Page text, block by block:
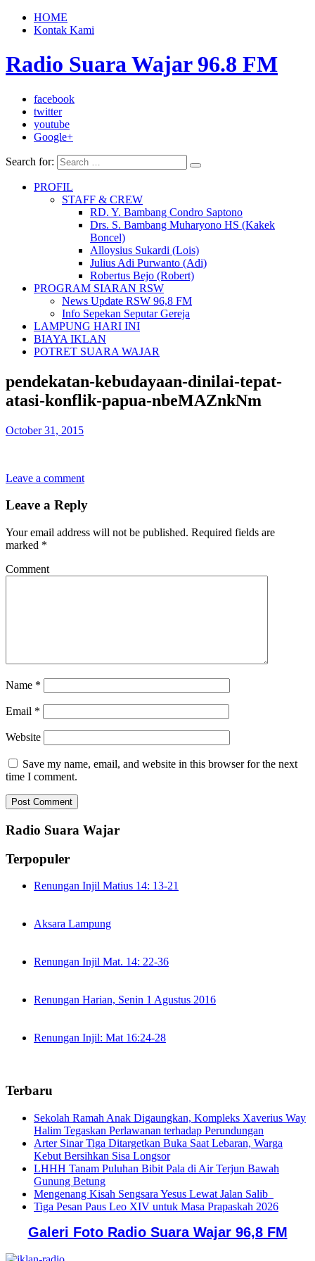
HOME
Kontak Kami
Radio Suara Wajar 96.8 FM
facebook
twitter
youtube
Google+
Search for:
PROFIL
STAFF & CREW
RD. Y. Bambang Condro Saptono
Drs. S. Bambang Muharyono HS (Kakek
Boncel)
Alloysius Sukardi (Lois)
Julius Adi Purwanto (Adi)
Robertus Bejo (Robert)
PROGRAM SIARAN RSW
News Update RSW 96,8 FM
Info Sepekan Seputar Gereja
LAMPUNG HARI INI
BIAYA IKLAN
POTRET SUARA WAJAR
pendekatan-kebudayaan-dinilai-tepat-
atasi-konflik-papua-nbeMAZnkNm
October 31, 2015
Leave a comment
Leave a Reply
Your email address will not be published. Required fields are
marked *
Comment
Name *
Email *
Website
Save my name, email, and website in this browser for the next
time I comment.
Radio Suara Wajar
Terpopuler
Renungan Injil Matius 14: 13-21
Aksara Lampung
Renungan Injil Mat. 14: 22-36
Renungan Harian, Senin 1 Agustus 2016
Renungan Injil: Mat 16:24-28
Terbaru
Sekolah Ramah Anak Digaungkan, Kompleks Xaverius Way
Halim Tegaskan Perlawanan terhadap Perundungan
Arter Sinar Tiga Ditargetkan Buka Saat Lebaran, Warga
Kebut Bersihkan Sisa Longsor
LHHH Tanam Puluhan Bibit Pala di Air Terjun Bawah
Gunung Betung
Mengenang Kisah Sengsara Yesus Lewat Jalan Salib
Tiga Pesan Paus Leo XIV untuk Masa Prapaskah 2026
Galeri Foto Radio Suara Wajar 96,8 FM